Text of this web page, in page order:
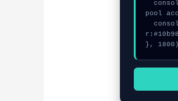
pool
},